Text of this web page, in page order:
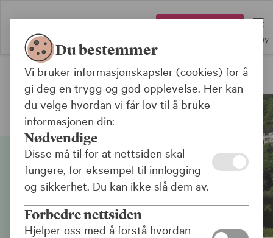
Meny
Bærekraft
Du bestemmer
Vi bruker informasjonskapsler (cookies) for å
gi deg en trygg og god opplevelse. Her kan
du velge hvordan vi får lov til å bruke
informasjonen din:
Nødvendige
Disse må til for at nettsiden skal
fungere, for eksempel til innlogging
og sikkerhet. Du kan ikke slå dem av.
Forbedre nettsiden
Hjelper oss med å forstå hvordan